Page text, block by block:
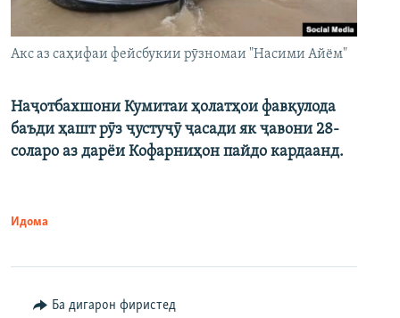
Акс аз саҳифаи фейсбукии рӯзномаи "Насими Айём"
Наҷотбахшони Кумитаи ҳолатҳои фавқулода
баъди ҳашт рӯз ҷустуҷӯ ҷасади як ҷавони 28-
соларо аз дарёи Кофарниҳон пайдо кардаанд.
Идома
Ба дигарон фиристед